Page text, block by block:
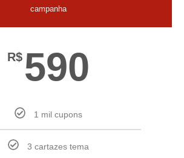
campanha
R$ 590
1 mil cupons
3 cartazes tema